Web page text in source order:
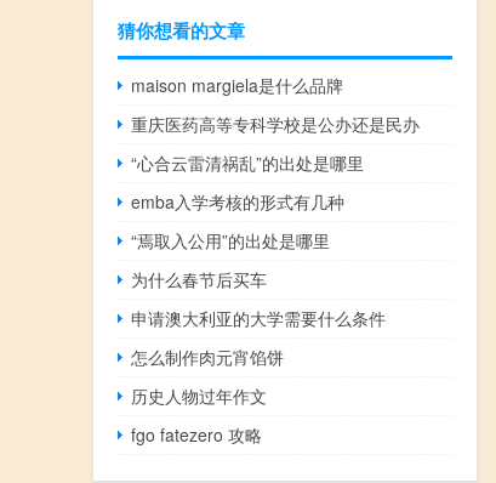
猜你想看的文章
maison margiela是什么品牌
重庆医药高等专科学校是公办还是民办
“心合云雷清祸乱”的出处是哪里
emba入学考核的形式有几种
“焉取入公用”的出处是哪里
为什么春节后买车
申请澳大利亚的大学需要什么条件
怎么制作肉元宵馅饼
历史人物过年作文
fgo fatezero 攻略